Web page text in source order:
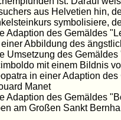
aus Helvetien hin,
symbolisiere,
Adaption des Gemäldes
einer Abbildung des
Umsetzung des
mit einem Bildnis
in einer Adaption
Manet
Adaption des Gemäldes
am Großen Sankt